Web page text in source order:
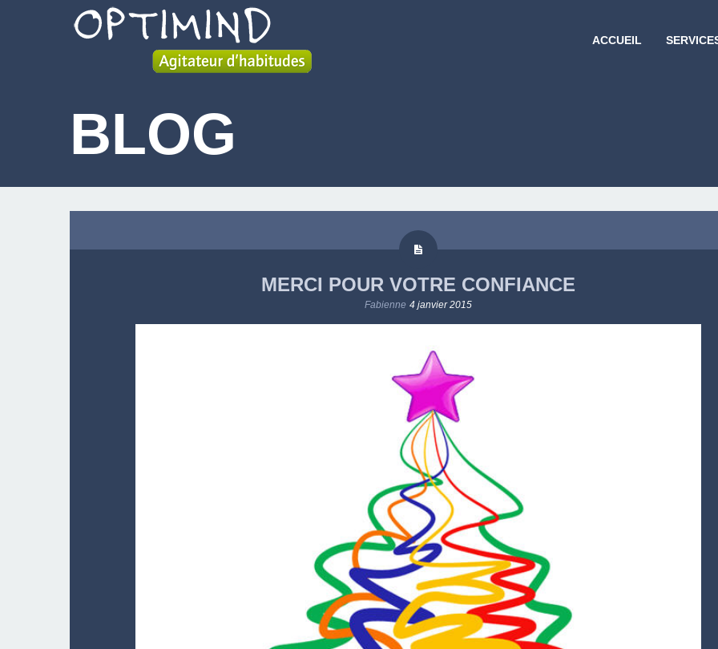
ACCUEIL
BLOG
MERCI POUR VOTRE CONFIANCE
Fabienne 4 janvier 2015